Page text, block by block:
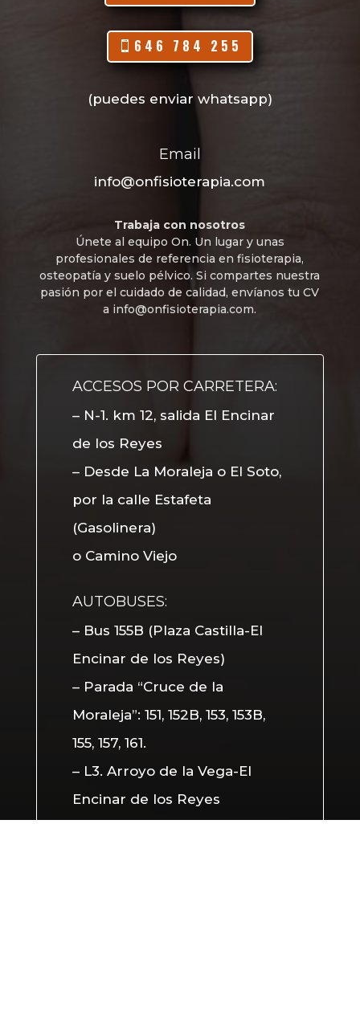
646 784 255
(puedes enviar whatsapp)
Email
info@onfisioterapia.com
Trabaja con nosotros
Únete al equipo On. Un lugar y unas
profesionales de referencia en fisioterapia,
osteopatía y suelo pélvico. Si compartes nuestra
pasión por el cuidado de calidad, envíanos tu CV
a info@onfisioterapia.com.
ACCESOS POR CARRETERA:
– N-1. km 12, salida El Encinar
de los Reyes
– Desde La Moraleja o El Soto,
por la calle Estafeta
(Gasolinera)
o Camino Viejo
AUTOBUSES:
– Bus 155B (Plaza Castilla-El
Encinar de los Reyes)
– Parada “Cruce de la
Moraleja”: 151, 152B, 153, 153B,
155, 157, 161.
– L3. Arroyo de la Vega-El
Encinar de los Reyes